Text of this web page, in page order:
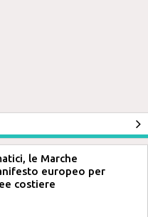
le Marche
europeo per
costiere